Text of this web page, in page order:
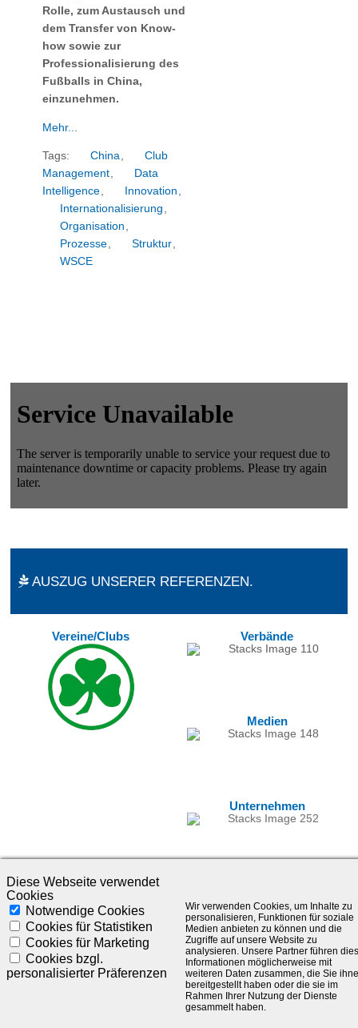
Rolle, zum Austausch und
dem Transfer von Know-
how sowie zur
Professionalisierung des
Fußballs in China,
einzunehmen.
Mehr...
Tags: China,
Club
Management,
Data
Intelligence, Innovation ,
Internationalisierung ,
Organisation ,
Prozesse, Struktur,
WSCE
AUSZUG UNSERER REFERENZEN.
Vereine/Clubs Verbände
Medien
Unternehmen
©1985-2025 - SLC Management GmbH |Impressum
Visionär. Kompetent. Leidenschaftlich.
Treten Sie in Kontakt mit uns und bleiben Sie auf dem Laufenden:
Diese Webseite verwendet
Cookies
Notwendige Cookies
Cookies für Statistiken
Cookies für Marketing
Cookies bzgl.
personalisierter Präferenzen
Wir verwenden Cookies, um Inhalte zu
personalisieren, Funktionen für soziale
Medien anbieten zu können und die
Zugriffe auf unsere Website zu
analysieren. Unsere Partner führen
Informationen möglicherweise mit
weiteren Daten zusammen, die Sie
bereitgestellt haben oder die sie im
Rahmen Ihrer Nutzung der Dienste
gesammelt haben.